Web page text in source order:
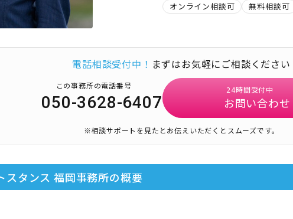
オンライン相談可 無料相談可
電話相談受付中！ まずはお気軽にご相談ください
この事務所の電話番号
050-3628-6407
24時間受付中
お問い合わせ
※相談サポートを見たとお伝えいただくとスムーズです。
スタンス 福岡事務所の概要